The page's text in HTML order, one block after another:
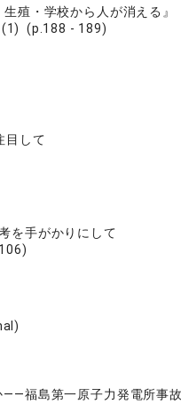
殖・学校から人が消える』
(p.188 - 189)
目して
を手がかりにして
福島第一原子力発電所事